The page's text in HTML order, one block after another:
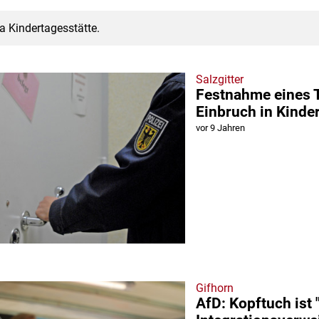
Kindertagesstätte.
Salzgitter
Festnahme eines
Einbruch in
vor 9 Jahren
Gifhorn
AfD: Kopftuch ist